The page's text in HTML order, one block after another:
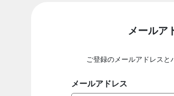
メールア
ご登録のメールアドレスと
メールアドレス